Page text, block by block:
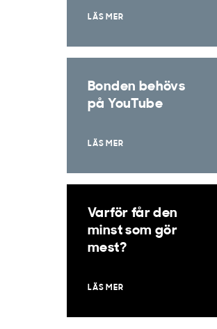
LÄS MER
Bonden behövs
på YouTube
LÄS MER
Varför får den
minst som gör
mest?
LÄS MER